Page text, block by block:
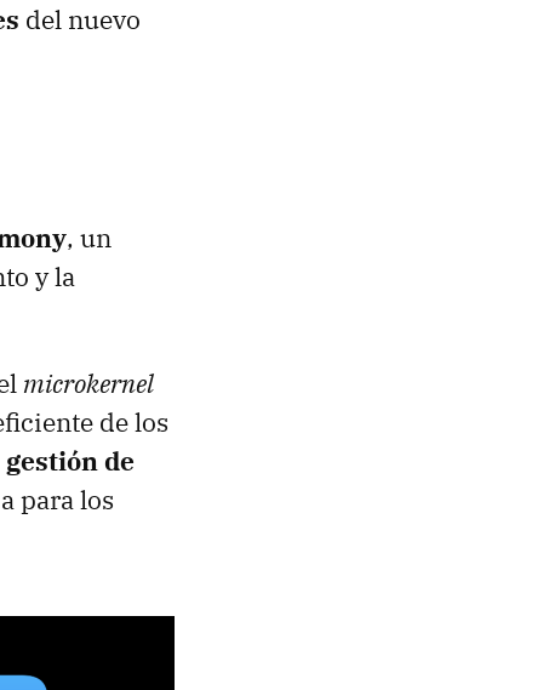
del nuevo
, un
y la
microkernel
de los
de
para los